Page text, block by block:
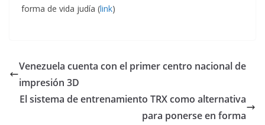
forma de vida judía (link)
Venezuela cuenta con el primer centro nacional de
impresión 3D
El sistema de entrenamiento TRX como alternativa
para ponerse en forma